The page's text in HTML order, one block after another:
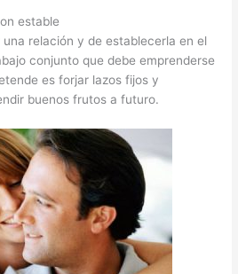
estable
relación y de establecerla en el
conjunto que debe emprenderse
es forjar lazos fijos y
buenos frutos a futuro.